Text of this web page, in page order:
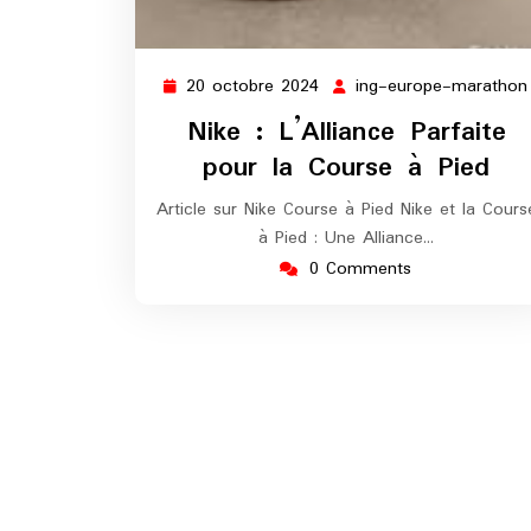
20 octobre 2024 20
octobre
2024
ing-europe-marathon
Nike : L’Alliance Parfaite
pour la Course à Pied
Article sur Nike Course à Pied Nike et la
à Pied : Une Alliance…
0 Comments